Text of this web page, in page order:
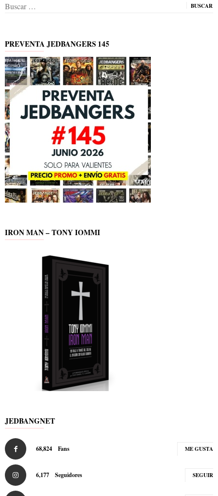
Buscar:
PREVENTA JEDBANGERS 145
IRON MAN – TONY IOMMI
JEDBANGNET
68,824 Fans ME GUSTA
6,177 Seguidores SEGUIR